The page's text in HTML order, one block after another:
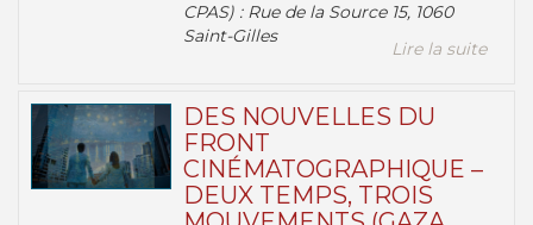
CPAS) : Rue de la Source 15, 1060
Saint-Gilles
Lire la suite
DES NOUVELLES DU
FRONT
CINÉMATOGRAPHIQUE –
DEUX TEMPS, TROIS